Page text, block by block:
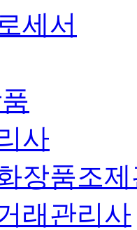
세서
사
장품조
래관리사